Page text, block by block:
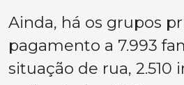
Ainda, há os grupos
pagamento a 7.993
situação de rua, 2.510